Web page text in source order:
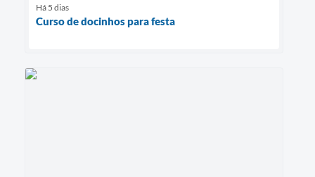
Há 5 dias
Curso de docinhos para festa